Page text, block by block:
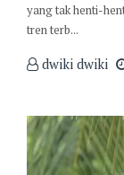
yang tak henti-
tren terb...
dwiki dwiki